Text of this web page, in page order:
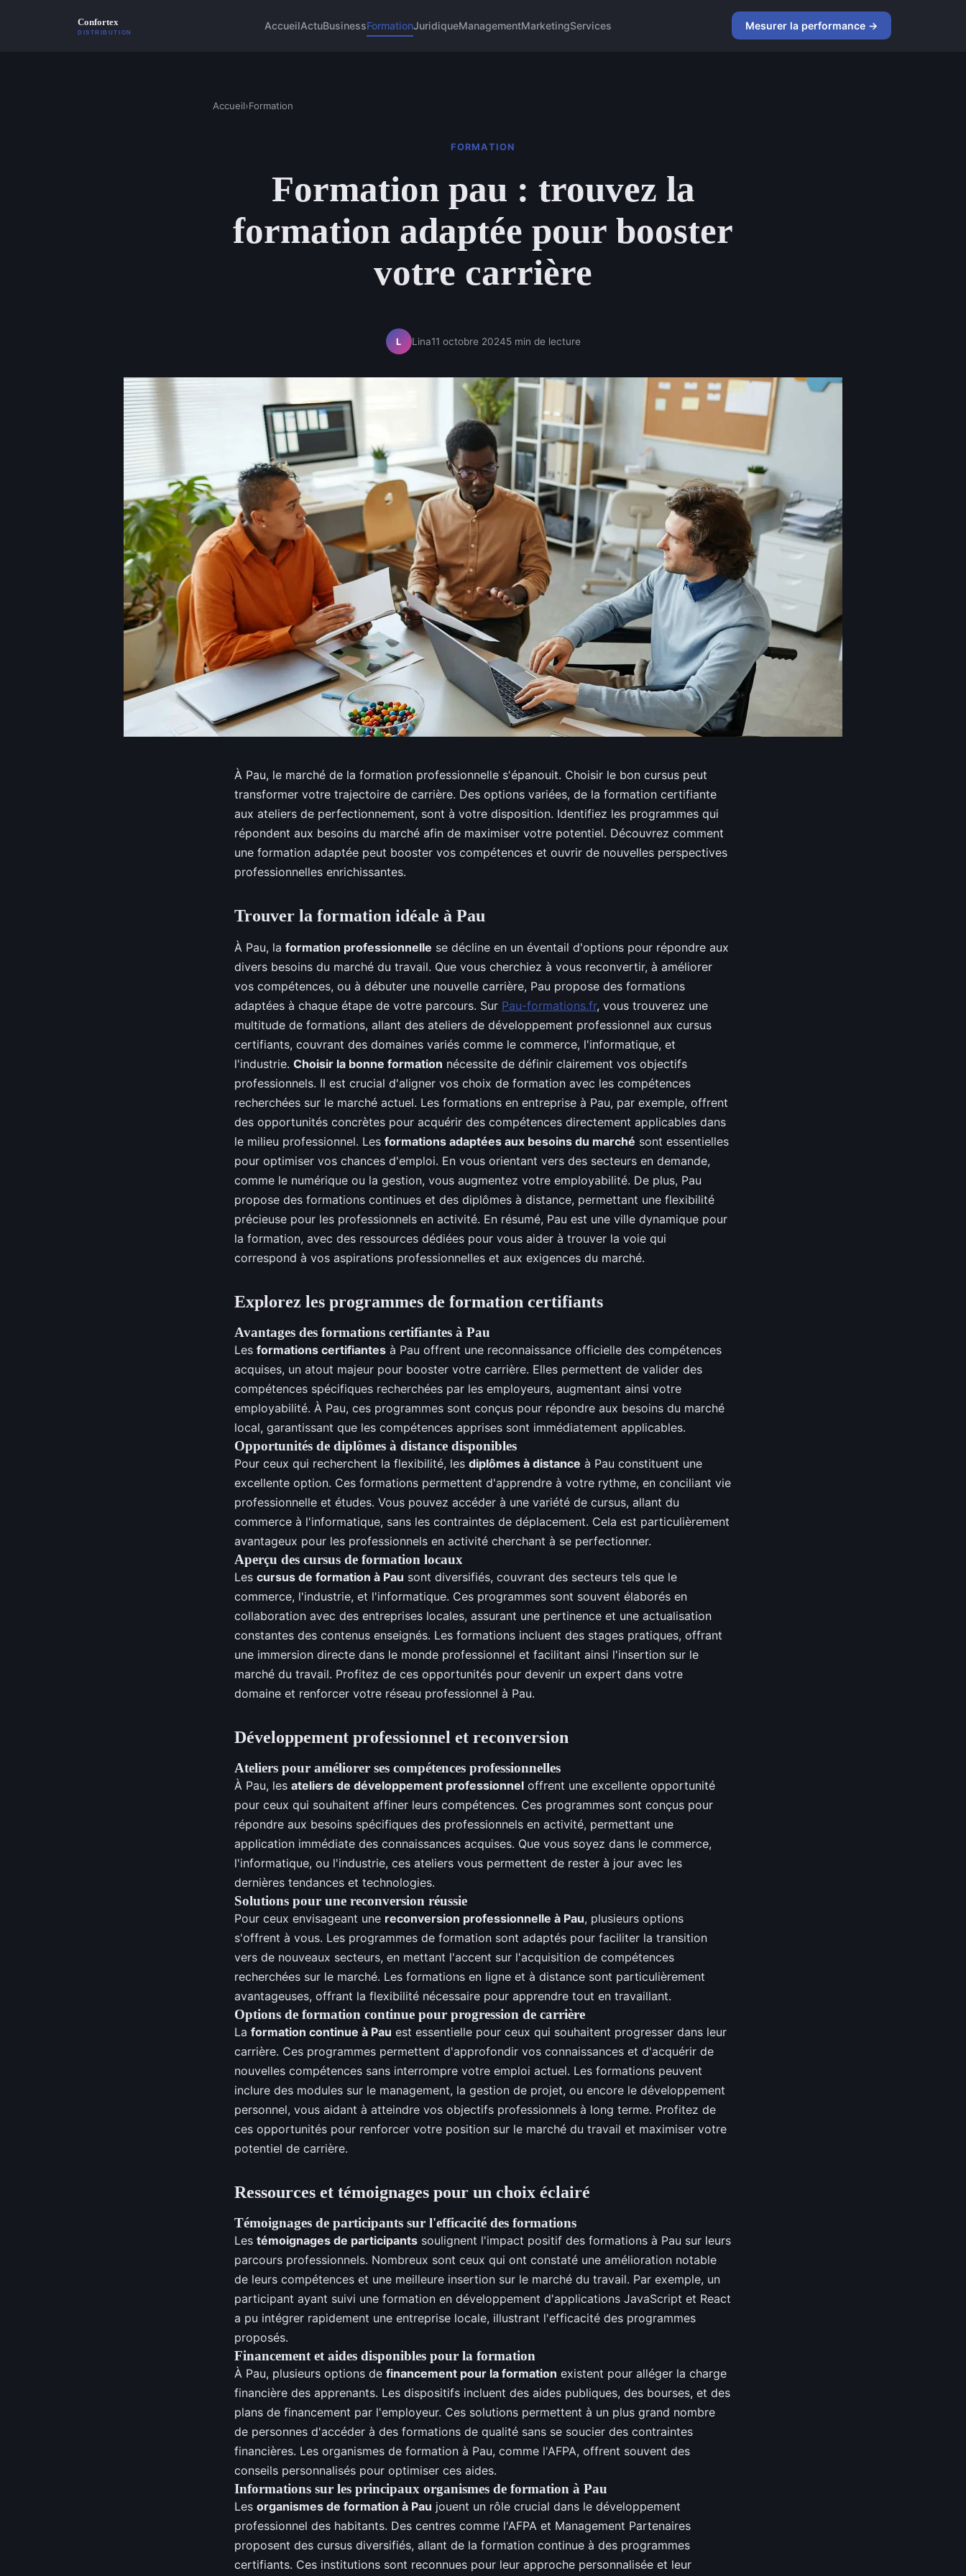
AccueilActuBusinessFormationJuridiqueManagementMarketingServices Mesurer la performance →
Accueil›Formation
FORMATION
Formation pau : trouvez la
formation adaptée pour booster
votre carrière
L Lina11 octobre 20245 min de lecture
À Pau, le marché de la formation professionnelle s'épanouit. Choisir le bon cursus peut
transformer votre trajectoire de carrière. Des options variées, de la formation certifiante
aux ateliers de perfectionnement, sont à votre disposition. Identifiez les programmes qui
répondent aux besoins du marché afin de maximiser votre potentiel. Découvrez comment
une formation adaptée peut booster vos compétences et ouvrir de nouvelles perspectives
professionnelles enrichissantes.
Trouver la formation idéale à Pau
À Pau, la formation professionnelle se décline en un éventail d'options pour répondre aux
divers besoins du marché du travail. Que vous cherchiez à vous reconvertir, à améliorer
vos compétences, ou à débuter une nouvelle carrière, Pau propose des formations
adaptées à chaque étape de votre parcours. Sur Pau-formations.fr, vous trouverez une
multitude de formations, allant des ateliers de développement professionnel aux cursus
certifiants, couvrant des domaines variés comme le commerce, l'informatique, et
l'industrie. Choisir la bonne formation nécessite de définir clairement vos objectifs
professionnels. Il est crucial d'aligner vos choix de formation avec les compétences
recherchées sur le marché actuel. Les formations en entreprise à Pau, par exemple, offrent
des opportunités concrètes pour acquérir des compétences directement applicables dans
le milieu professionnel. Les formations adaptées aux besoins du marché sont essentielles
pour optimiser vos chances d'emploi. En vous orientant vers des secteurs en demande,
comme le numérique ou la gestion, vous augmentez votre employabilité. De plus, Pau
propose des formations continues et des diplômes à distance, permettant une flexibilité
précieuse pour les professionnels en activité. En résumé, Pau est une ville dynamique pour
la formation, avec des ressources dédiées pour vous aider à trouver la voie qui
correspond à vos aspirations professionnelles et aux exigences du marché.
Explorez les programmes de formation certifiants
Avantages des formations certifiantes à Pau
Les formations certifiantes à Pau offrent une reconnaissance officielle des compétences
acquises, un atout majeur pour booster votre carrière. Elles permettent de valider des
compétences spécifiques recherchées par les employeurs, augmentant ainsi votre
employabilité. À Pau, ces programmes sont conçus pour répondre aux besoins du marché
local, garantissant que les compétences apprises sont immédiatement applicables.
Opportunités de diplômes à distance disponibles
Pour ceux qui recherchent la flexibilité, les diplômes à distance à Pau constituent une
excellente option. Ces formations permettent d'apprendre à votre rythme, en conciliant vie
professionnelle et études. Vous pouvez accéder à une variété de cursus, allant du
commerce à l'informatique, sans les contraintes de déplacement. Cela est particulièrement
avantageux pour les professionnels en activité cherchant à se perfectionner.
Aperçu des cursus de formation locaux
Les cursus de formation à Pau sont diversifiés, couvrant des secteurs tels que le
commerce, l'industrie, et l'informatique. Ces programmes sont souvent élaborés en
collaboration avec des entreprises locales, assurant une pertinence et une actualisation
constantes des contenus enseignés. Les formations incluent des stages pratiques, offrant
une immersion directe dans le monde professionnel et facilitant ainsi l'insertion sur le
marché du travail. Profitez de ces opportunités pour devenir un expert dans votre
domaine et renforcer votre réseau professionnel à Pau.
Développement professionnel et reconversion
Ateliers pour améliorer ses compétences professionnelles
À Pau, les ateliers de développement professionnel offrent une excellente opportunité
pour ceux qui souhaitent affiner leurs compétences. Ces programmes sont conçus pour
répondre aux besoins spécifiques des professionnels en activité, permettant une
application immédiate des connaissances acquises. Que vous soyez dans le commerce,
l'informatique, ou l'industrie, ces ateliers vous permettent de rester à jour avec les
dernières tendances et technologies.
Solutions pour une reconversion réussie
Pour ceux envisageant une reconversion professionnelle à Pau, plusieurs options
s'offrent à vous. Les programmes de formation sont adaptés pour faciliter la transition
vers de nouveaux secteurs, en mettant l'accent sur l'acquisition de compétences
recherchées sur le marché. Les formations en ligne et à distance sont particulièrement
avantageuses, offrant la flexibilité nécessaire pour apprendre tout en travaillant.
Options de formation continue pour progression de carrière
La formation continue à Pau est essentielle pour ceux qui souhaitent progresser dans leur
carrière. Ces programmes permettent d'approfondir vos connaissances et d'acquérir de
nouvelles compétences sans interrompre votre emploi actuel. Les formations peuvent
inclure des modules sur le management, la gestion de projet, ou encore le développement
personnel, vous aidant à atteindre vos objectifs professionnels à long terme. Profitez de
ces opportunités pour renforcer votre position sur le marché du travail et maximiser votre
potentiel de carrière.
Ressources et témoignages pour un choix éclairé
Témoignages de participants sur l'efficacité des formations
Les témoignages de participants soulignent l'impact positif des formations à Pau sur leurs
parcours professionnels. Nombreux sont ceux qui ont constaté une amélioration notable
de leurs compétences et une meilleure insertion sur le marché du travail. Par exemple, un
participant ayant suivi une formation en développement d'applications JavaScript et React
a pu intégrer rapidement une entreprise locale, illustrant l'efficacité des programmes
proposés.
Financement et aides disponibles pour la formation
À Pau, plusieurs options de financement pour la formation existent pour alléger la charge
financière des apprenants. Les dispositifs incluent des aides publiques, des bourses, et des
plans de financement par l'employeur. Ces solutions permettent à un plus grand nombre
de personnes d'accéder à des formations de qualité sans se soucier des contraintes
financières. Les organismes de formation à Pau, comme l'AFPA, offrent souvent des
conseils personnalisés pour optimiser ces aides.
Informations sur les principaux organismes de formation à Pau
Les organismes de formation à Pau jouent un rôle crucial dans le développement
professionnel des habitants. Des centres comme l'AFPA et Management Partenaires
proposent des cursus diversifiés, allant de la formation continue à des programmes
certifiants. Ces institutions sont reconnues pour leur approche personnalisée et leur